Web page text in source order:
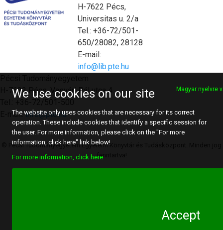
H-7622 Pécs,
Universitas u. 2/a
Tel.: +36-72/501-
650/28082, 28128
E-mail:
info@lib.pte.hu
H-7622 Pécs, Vasvári Pál utca 4.
E-mail:info@pte.hu
© Pécsi Tudományegyetem Egyetemi Könyvtár és Tudásközpont. Minden jog
fenntartva!
We use cookies on our site Magyar nyelvre
The website only uses cookies that are necessary for its correct
operation. These include cookies that identify a specific session for
the user. For more information, please click on the "For more
information, click here" link below!
For more information, click here
Accept